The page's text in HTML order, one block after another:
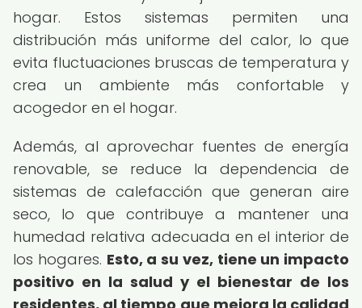
hogar. Estos sistemas permiten una
distribución más uniforme del calor, lo que
evita fluctuaciones bruscas de temperatura y
crea un ambiente más confortable y
acogedor en el hogar.
Además, al aprovechar fuentes de energía
renovable, se reduce la dependencia de
sistemas de calefacción que generan aire
seco, lo que contribuye a mantener una
humedad relativa adecuada en el interior de
los hogares. Esto, a su vez, tiene un impacto
positivo en la salud y el bienestar de los